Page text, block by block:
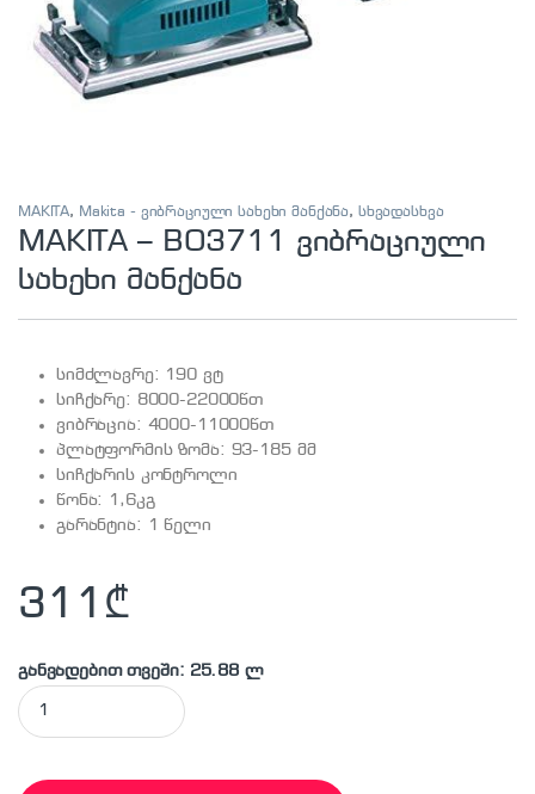
MAKITA, Makita - ვიბრაციული სახეხი მანქანა, სხვადასხვა
MAKITA – BO3711 ვიბრაციული
სახეხი მანქანა
სიმძლავრე: 190 ვტ
სიჩქარე: 8000-22000წთ
ვიბრაცია: 4000-11000წთ
პლატფორმის ზომა: 93-185 მმ
სიჩქარის კონტროლი
წონა: 1,6კგ
გარანტია: 1 წელი
311 ₾
განვადებით თვეში: 25.88 ლ
MAKITA - BO3711 ვიბრაციული სახეხი მანქანა quantity